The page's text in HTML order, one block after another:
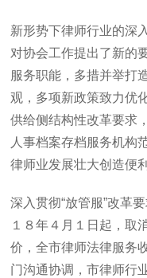
新形势下律师行业的深
对协会工作提出了新的
服务职能，多措并举打
观，多项新政策致力优
供给侧结构性改革要求
人事档案存档服务机构
律师业发展壮大创造便
深入贯彻“放管服”改革
１８年４月１日起，取
价，全市律师法律服务
门沟通协调，市律师行